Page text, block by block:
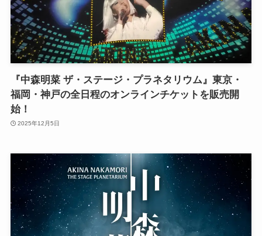
『中森明菜 ザ・ステージ・プラネタリウム』東京・
福岡・神戸の全日程のオンラインチケットを販売開
始！
2025年12月5日